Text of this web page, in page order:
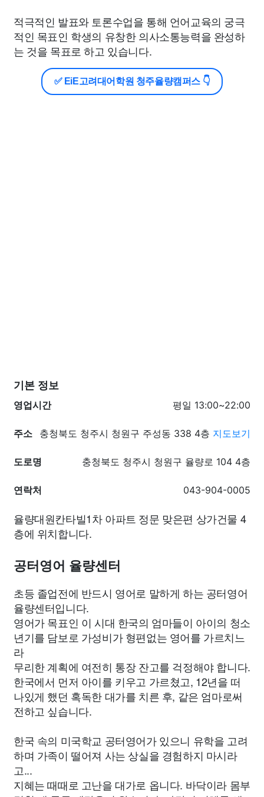
적극적인 발표와 토론수업을 통해 언어교육의 궁극
적인 목표인 학생의 유창한 의사소통능력을 완성하
는 것을 목표로 하고 있습니다.
✅ EiE고려대어학원 청주율량캠퍼스 👇
기본 정보
영업시간
평일 13:00~22:00
주소 충청북도 청주시 청원구 주성동 338 4층 지도보기
도로명 충청북도 청주시 청원구 율량로 104 4층
연락처 043-904-0005
율량대원칸타빌1차 아파트 정문 맞은편 상가건물 4
층에 위치합니다.
공터영어 율량센터
초등 졸업전에 반드시 영어로 말하게 하는 공터영어
율량센터입니다.
영어가 목표인 이 시대 한국의 엄마들이 아이의 청소
년기를 담보로 가성비가 형편없는 영어를 가르치느
라
무리한 계획에 여전히 통장 잔고를 걱정해야 합니다.
한국에서 먼저 아이를 키우고 가르쳤고, 12년을 떠
나있게 했던 혹독한 대가를 치른 후, 같은 엄마로써
전하고 싶습니다.
한국 속의 미국학교 공터영어가 있으니 유학을 고려
하며 가족이 떨어져 사는 상실을 경험하지 마시라
고...
지혜는 때때로 고난을 대가로 옵니다. 바닥이라 몸부